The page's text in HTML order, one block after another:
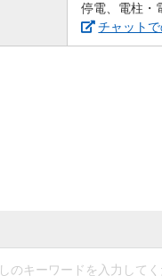
停電、電柱・
チャット